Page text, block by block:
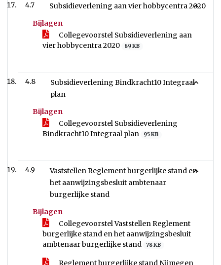
4.7
Subsidieverlening aan vier hobbycentra 2020
Bijlagen
Collegevoorstel Subsidieverlening aan
vier hobbycentra 2020
89 KB
4.8
Subsidieverlening Bindkracht10 Integraal
plan
Bijlagen
Collegevoorstel Subsidieverlening
Bindkracht10 Integraal plan
95 KB
4.9
Vaststellen Reglement burgerlijke stand en
het aanwijzingsbesluit ambtenaar
burgerlijke stand
Bijlagen
Collegevoorstel Vaststellen Reglement
burgerlijke stand en het aanwijzingsbesluit
ambtenaar burgerlijke stand
78 KB
Reglement burgerlijke stand Nijmegen